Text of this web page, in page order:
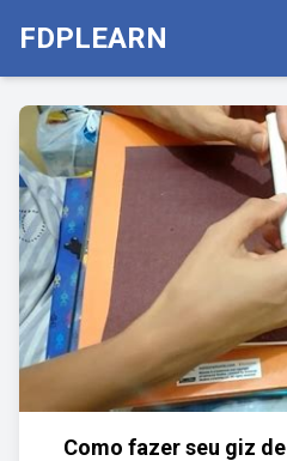
FDPLEARN
Como fazer seu giz